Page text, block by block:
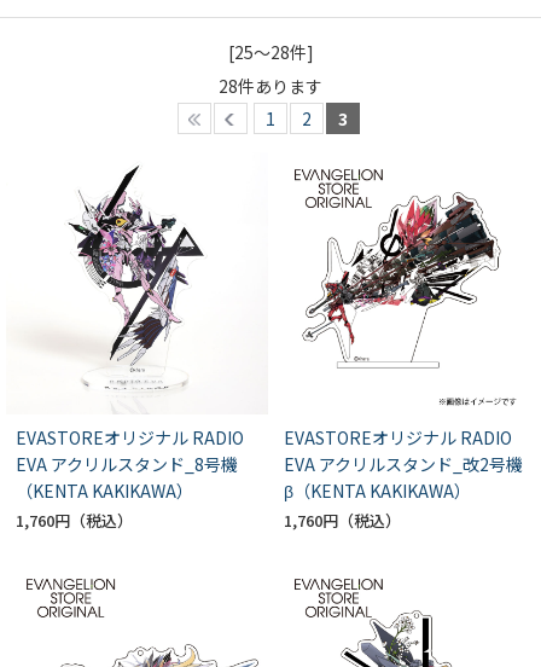
[25～28件]
28件あります
1
2 3
EVASTOREオリジナル RADIO
EVA アクリルスタンド_8号機
（KENTA KAKIKAWA）
1,760円
EVASTOREオリジナル RADIO
EVA アクリルスタンド_改2号機
β（KENTA KAKIKAWA）
1,760円